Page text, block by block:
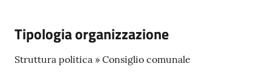
Tipologia organizzazione
Struttura politica » Consiglio comunale